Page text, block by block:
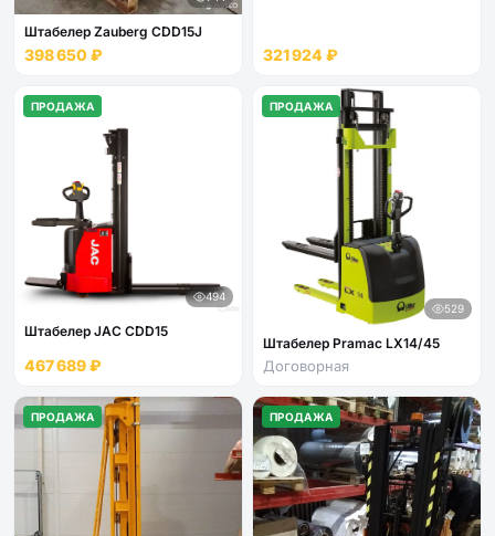
Штабелер Zauberg CDD15J
398 650 ₽ 321 924 ₽
ПРОДАЖА
494
Штабелер JAC CDD15
467 689 ₽
ПРОДАЖА
529
Штабелер Pramac LX14/45
Договорная
ПРОДАЖА ПРОДАЖА